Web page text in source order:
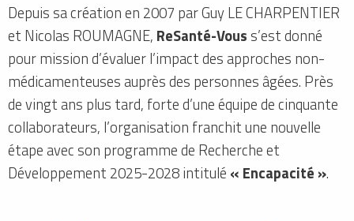
Depuis sa création en 2007 par Guy LE CHARPENTIER
et Nicolas ROUMAGNE, ReSanté-Vous s’est donné
pour mission d’évaluer l’impact des approches non-
médicamenteuses auprès des personnes âgées. Près
de vingt ans plus tard, forte d’une équipe de cinquante
collaborateurs, l’organisation franchit une nouvelle
étape avec son programme de Recherche et
Développement 2025-2028 intitulé « Encapacité ».